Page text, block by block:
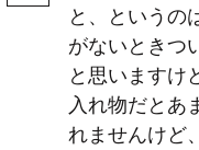
と、というの
がないときつ
と思いますけ
入れ物だとあ
れませんけど